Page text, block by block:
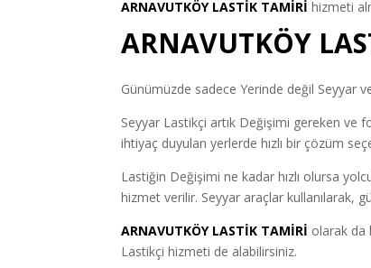
ARNAVUTKÖY LASTİK TAMİRİ hizmeti
ARNAVUTKÖY
Günümüzde sadece Yerinde değil Seyyar
Seyyar Lastikçi artık Değişimi gereken ve
ihtiyaç duyulan yerlerde hızlı bir çözüm
Lastiğin Değişimi ne kadar hızlı olursa
hizmet verilir. Seyyar araçlar kullanılarak,
ARNAVUTKÖY LASTİK TAMİRİ olarak da
Lastikçi hizmeti de alabilirsiniz.